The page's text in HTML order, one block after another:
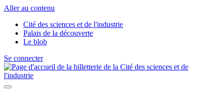
Aller au contenu
Cité des sciences et de l'industrie
Palais de la découverte
Le blob
Se connecter